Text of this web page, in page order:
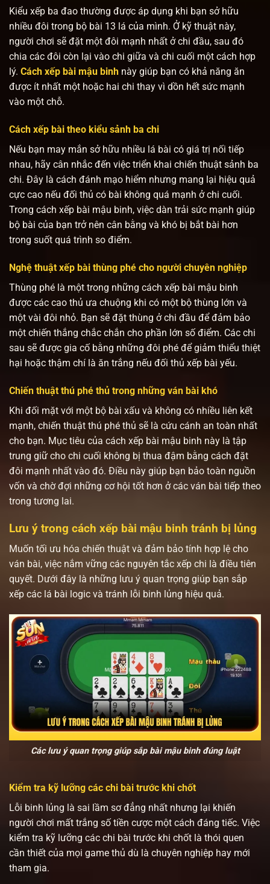
Kiểu xếp ba đao thường được áp dụng khi bạn sở hữu
nhiều đôi trong bộ bài 13 lá của mình. Ở kỹ thuật này,
người chơi sẽ đặt một đôi mạnh nhất ở chi đầu, sau đó
chia các đôi còn lại vào chi giữa và chi cuối một cách hợp
lý. Cách xếp bài mậu binh này giúp bạn có khả năng ăn
được ít nhất một hoặc hai chi thay vì dồn hết sức mạnh
vào một chỗ.
Cách xếp bài theo kiểu sảnh ba chi
Nếu bạn may mắn sở hữu nhiều lá bài có giá trị nối tiếp
nhau, hãy cân nhắc đến việc triển khai chiến thuật sảnh ba
chi. Đây là cách đánh mạo hiểm nhưng mang lại hiệu quả
cực cao nếu đối thủ có bài không quá mạnh ở chi cuối.
Trong cách xếp bài mậu binh, việc dàn trải sức mạnh giúp
bộ bài của bạn trở nên cân bằng và khó bị bắt bài hơn
trong suốt quá trình so điểm.
Nghệ thuật xếp bài thùng phé cho người chuyên nghiệp
Thùng phé là một trong những cách xếp bài mậu binh
được các cao thủ ưa chuộng khi có một bộ thùng lớn và
một vài đôi nhỏ. Bạn sẽ đặt thùng ở chi đầu để đảm bảo
một chiến thắng chắc chắn cho phần lớn số điểm. Các chi
sau sẽ được gia cố bằng những đôi phé để giảm thiểu thiệt
hại hoặc thậm chí là ăn trắng nếu đối thủ xếp bài yếu.
Chiến thuật thú phé thủ trong những ván bài khó
Khi đối mặt với một bộ bài xấu và không có nhiều liên kết
mạnh, chiến thuật thú phé thủ sẽ là cứu cánh an toàn nhất
cho bạn. Mục tiêu của cách xếp bài mậu binh này là tập
trung giữ cho chi cuối không bị thua đậm bằng cách đặt
đôi mạnh nhất vào đó. Điều này giúp bạn bảo toàn nguồn
vốn và chờ đợi những cơ hội tốt hơn ở các ván bài tiếp theo
trong tương lai.
Lưu ý trong cách xếp bài mậu binh tránh bị lủng
Muốn tối ưu hóa chiến thuật và đảm bảo tính hợp lệ cho
ván bài, việc nắm vững các nguyên tắc xếp chi là điều tiên
quyết. Dưới đây là những lưu ý quan trọng giúp bạn sắp
xếp các lá bài logic và tránh lỗi binh lủng hiệu quả.
Các lưu ý quan trọng giúp sắp bài mậu binh đúng luật
Kiểm tra kỹ lưỡng các chi bài trước khi chốt
Lỗi binh lủng là sai lầm sơ đẳng nhất nhưng lại khiến
người chơi mất trắng số tiền cược một cách đáng tiếc. Việc
kiểm tra kỹ lưỡng các chi bài trước khi chốt là thói quen
cần thiết của mọi game thủ dù là chuyên nghiệp hay mới
tham gia.